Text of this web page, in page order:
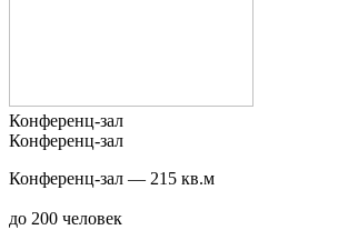
Конференц-зал
Конференц-зал
Конференц-зал — 215 кв.м
до 200 человек